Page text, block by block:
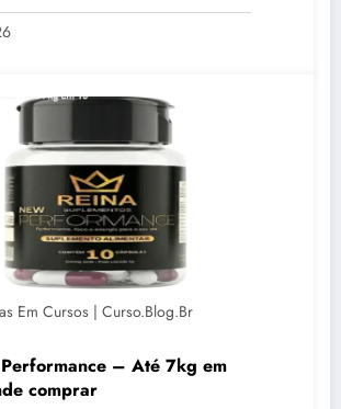
Em Cursos | Curso.blog.br
– Até 7kg em
comprar